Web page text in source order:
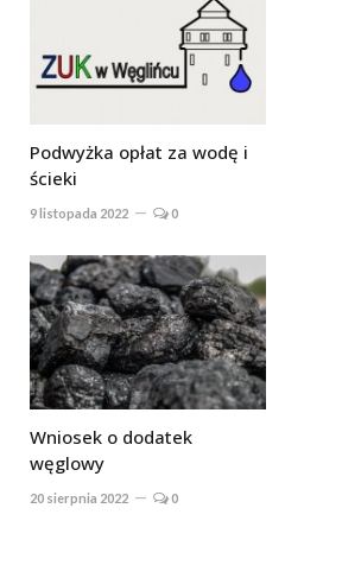
Podwyżka opłat za wodę i
ścieki
9 listopada 2022 0
Wniosek o dodatek
węglowy
20 sierpnia 2022 0